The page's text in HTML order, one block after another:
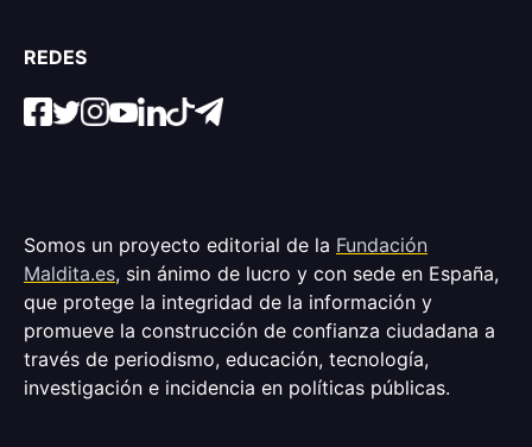
REDES
Somos un proyecto editorial de la Fundación
Maldita.es, sin ánimo de lucro y con sede en España,
que protege la integridad de la información y
promueve la construcción de confianza ciudadana a
través de periodismo, educación, tecnología,
investigación e incidencia en políticas públicas.